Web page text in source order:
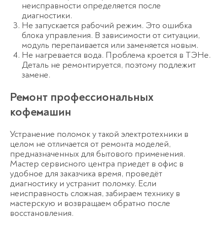
неисправности определяется после
диагностики.
Не запускается рабочий режим. Это ошибка
блока управления. В зависимости от ситуации,
модуль перепаивается или заменяется новым.
Не нагревается вода. Проблема кроется в ТЭНе.
Деталь не ремонтируется, поэтому подлежит
замене.
Ремонт профессиональных
кофемашин
Устранение поломок у такой электротехники в
целом не отличается от ремонта моделей,
предназначенных для бытового применения.
Мастер сервисного центра приедет в офис в
удобное для заказчика время, проведёт
диагностику и устранит поломку. Если
неисправность сложная, забираем технику в
мастерскую и возвращаем обратно после
восстановления.